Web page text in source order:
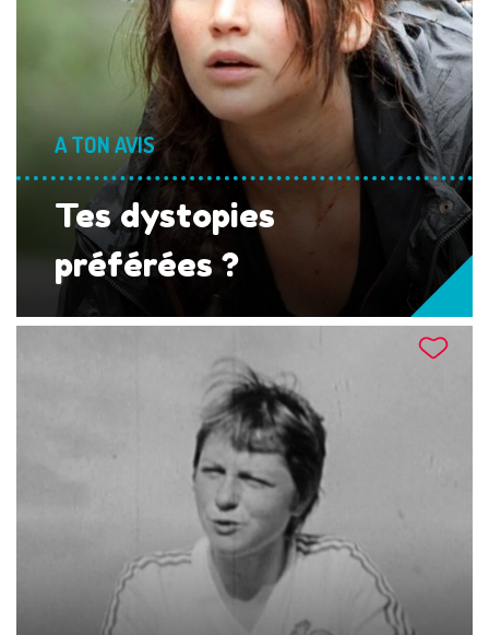
A TON AVIS
Tes dystopies
préférées ?